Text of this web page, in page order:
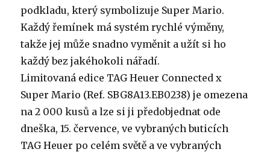
podkladu, který symbolizuje Super Mario.
Každý řemínek má systém rychlé výměny,
takže jej může snadno vyměnit a užít si ho
každý bez jakéhokoli nářadí.
Limitovaná edice TAG Heuer Connected x
Super Mario (Ref. SBG8A13.EB0238) je omezena
na 2 000 kusů a lze si ji předobjednat ode
dneška, 15. července, ve vybraných buticích
TAG Heuer po celém světě a ve vybraných